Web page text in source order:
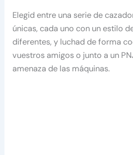
Elegid entre una serie de
únicas, cada uno con un estilo
diferentes, y luchad de forma
vuestros amigos o junto a un
amenaza de las máquinas.